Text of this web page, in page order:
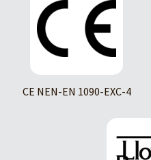
CE NEN-EN 1090-EXC-4